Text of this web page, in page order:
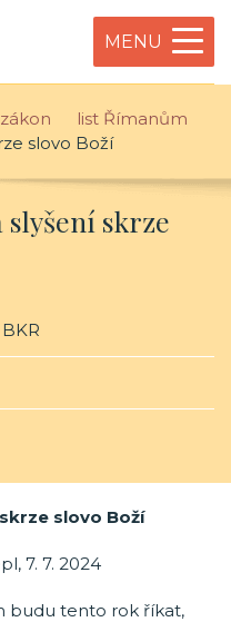
MENU
list Římanům
slovo Boží
slyšení skrze
slovo Boží
7. 7. 2024
budu tento rok říkat,